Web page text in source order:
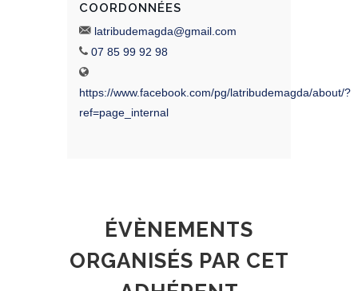
COORDONNÉES
latribudemagda@gmail.com
07 85 99 92 98
https://www.facebook.com/pg/latribudemagda/about/?
ref=page_internal
ÉVÈNEMENTS
ORGANISÉS PAR CET